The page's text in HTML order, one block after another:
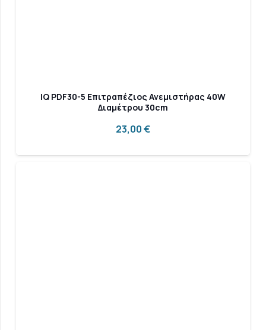
IQ PDF30-5 Επιτραπέζιος Ανεμιστήρας 40W
Διαμέτρου 30cm
23,00€